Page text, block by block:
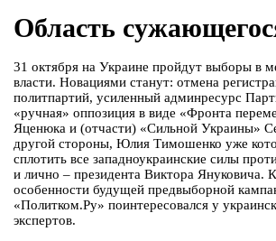
Область
31 октября на Украине пройдут выборы в
власти. Новациями станут: отмена
политпартий, усиленный админресурс
«ручная» оппозиция в виде «Фронта
Яценюка и (отчасти) «Сильной Украины»
другой стороны, Юлия Тимошенко уже
сплотить все западноукраинские силы
и лично – президента Виктора Януковича.
особенности будущей предвыборной
«Политком.Ру» поинтересовался у
экспертов.